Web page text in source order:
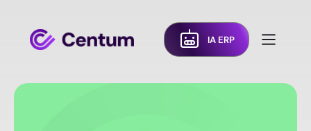
IA ERP